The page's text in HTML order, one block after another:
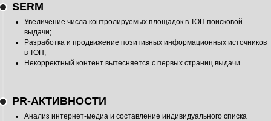
SERM
Увеличение числа контролируемых площадок в ТОП поисковой
выдачи;
Разработка и продвижение позитивных информационных источников
в ТОП;
Некорректный контент вытесняется с первых страниц выдачи.
PR-АКТИВНОСТИ
Анализ интернет-медиа и составление индивидуального списка